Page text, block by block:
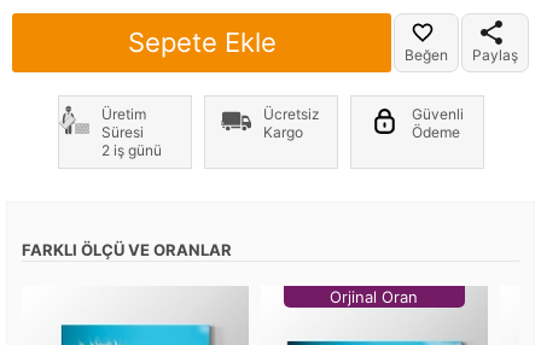
Sepete Ekle Beğen Paylaş
Üretim
Süresi
2 iş günü
Ücretsiz
Kargo
Güvenli
Ödeme
FARKLI ÖLÇÜ VE ORANLAR
Orjinal Oran